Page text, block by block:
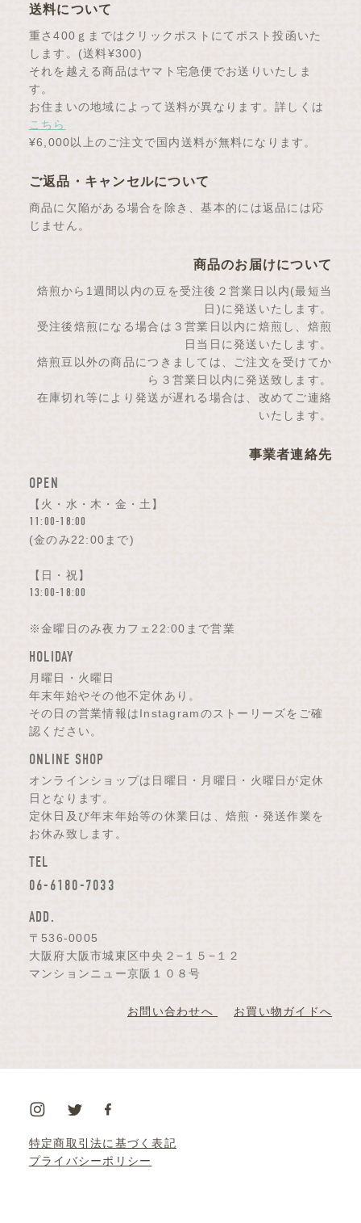
送料について
重さ400ｇまではクリックポストにてポスト投函いた
します。(送料¥300)
それを越える商品はヤマト宅急便でお送りいたしま
す。
お住まいの地域によって送料が異なります。詳しくは
こちら
¥6,000以上のご注文で国内送料が無料になります。
ご返品・キャンセルについて
商品に欠陥がある場合を除き、基本的には返品には応
じません。
商品のお届けについて
焙煎から1週間以内の豆を受注後２営業日以内(最短当
日)に発送いたします。
受注後焙煎になる場合は３営業日以内に焙煎し、焙煎
日当日に発送いたします。
焙煎豆以外の商品につきましては、ご注文を受けてか
ら３営業日以内に発送致します。
在庫切れ等により発送が遅れる場合は、改めてご連絡
いたします。
事業者連絡先
OPEN
【火・水・木・金・土】
11:00-18:00
(金のみ22:00まで)
【日・祝】
13:00-18:00
※金曜日のみ夜カフェ22:00まで営業
HOLIDAY
月曜日・火曜日
年末年始やその他不定休あり。
その日の営業情報はInstagramのストーリーズをご確
認ください。
ONLINE SHOP
オンラインショップは日曜日・月曜日・火曜日が定休
日となります。
定休日及び年末年始等の休業日は、焙煎・発送作業を
お休み致します。
TEL
06-6180-7033
ADD.
〒536-0005
大阪府大阪市城東区中央２−１５−１２
マンションニュー京阪１０８号
お問い合わせへ お買い物ガイドへ
特定商取引法に基づく表記
プライバシーポリシー